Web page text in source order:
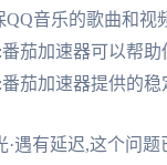
音乐的歌曲和视
茄加速器可以帮
茄加速器提供的
·遇有延迟,这个问